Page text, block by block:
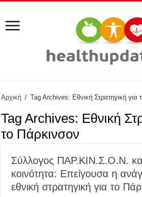
Αρχική / Tag Archives: Εθνική Στρατηγική για
Tag Archives: Εθνική
το Πάρκινσον
Σύλλογος ΠΑΡ.ΚΙΝ.Σ.Ο.Ν.
κοινότητα: Επείγουσα η
εθνική στρατηγική για το